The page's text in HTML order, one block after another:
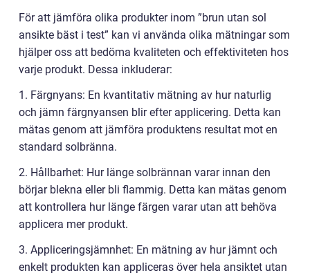
För att jämföra olika produkter inom ”brun utan sol
ansikte bäst i test” kan vi använda olika mätningar som
hjälper oss att bedöma kvaliteten och effektiviteten hos
varje produkt. Dessa inkluderar:
1. Färgnyans: En kvantitativ mätning av hur naturlig
och jämn färgnyansen blir efter applicering. Detta kan
mätas genom att jämföra produktens resultat mot en
standard solbränna.
2. Hållbarhet: Hur länge solbrännan varar innan den
börjar blekna eller bli flammig. Detta kan mätas genom
att kontrollera hur länge färgen varar utan att behöva
applicera mer produkt.
3. Appliceringsjämnhet: En mätning av hur jämnt och
enkelt produkten kan appliceras över hela ansiktet utan